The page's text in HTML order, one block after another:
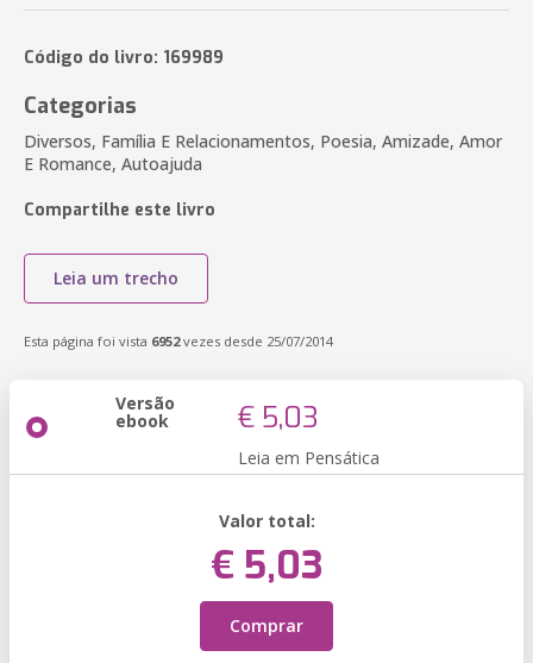
Código do livro: 169989
Categorias
Diversos, Família E Relacionamentos, Poesia, Amizade, Amor
E Romance, Autoajuda
Compartilhe este livro
Leia um trecho
Esta página foi vista 6952vezes desde 25/07/2014
Versão
ebook € 5,03
Leia em Pensática
Valor total:
€ 5,03
Comprar